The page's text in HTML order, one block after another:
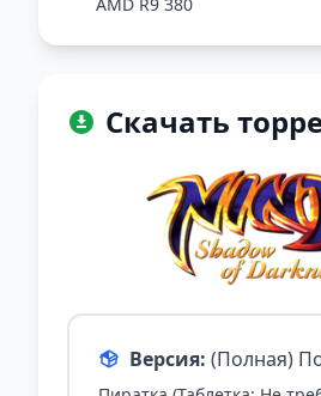
Скачать
Версия: (Полная)